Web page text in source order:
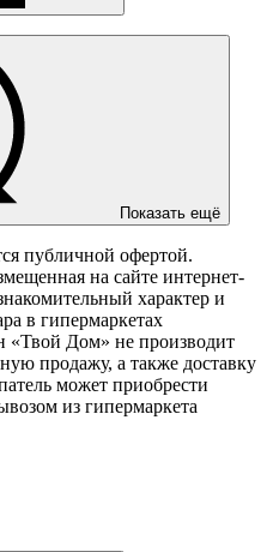
Показать ещё
публичной офертой.
на сайте интернет-
характер и
в гипермаркетах
«Твой Дом» не производит
продажу, а также доставку
может приобрести
из гипермаркета